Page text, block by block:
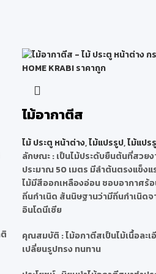
ไม้อากาตีส
ไม้ ประตู หน้าต่าง,ไม้แปรรูป,ไม้แปร
ลักษณะ: เป็นไม้ประดับยืนต้นที่สวย
ประมาณ 50 เมตร มีลำต้นตรงแข็งแ
ไม้มีสีออกเหลืองอ่อน ชอบอากาศร้
ถิ่นกำเนิด สันนิษฐานว่ามีถิ่นกำเนิดจ
อินโดนีเซีย
คุณสมบัติ : ไม้อกาตีสเป็นไม้เนื้อละเ
เปลี่ยนรูปทรง ทนทาน